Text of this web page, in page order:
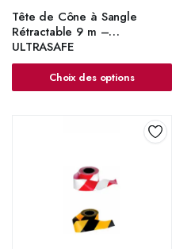
Tête de Cône à Sangle
Rétractable 9 m –
ULTRASAFE
Choix des options